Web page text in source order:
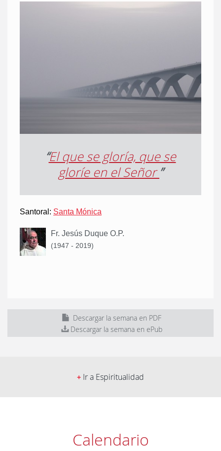
“El que se gloría, que se
gloríe en el Señor”
Santoral: Santa Mónica
Fr. Jesús Duque O.P.
(1947 - 2019)
Descargar la semana en PDF
Descargar la semana en ePub
+ Ir a Espiritualidad
Calendario